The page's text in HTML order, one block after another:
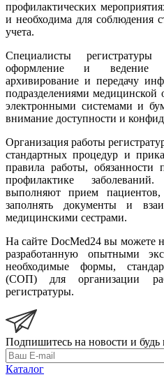
профилактических
и необходима для соблюдения
учета.
Специалисты
оформление и ведение
архивирование и передачу
подразделениями
электронными системами и
внимание доступности и
Организация работы
стандартных процедур и
правила работы, обязанности
профилактике
выполняют прием
заполнять документы и
медицинскими сестрами.
На сайте DocMed24 вы можете
разработанную опытными
необходимые формы,
(СОП) для организации
регистратуры.
Подпишитесь на новости и будь
Каталог